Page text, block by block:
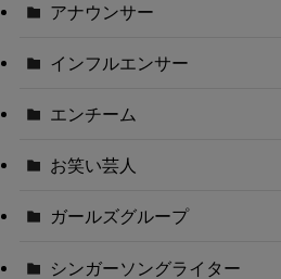
アナウンサー
インフルエンサー
エンチーム
お笑い芸人
ガールズグループ
シンガーソングライター